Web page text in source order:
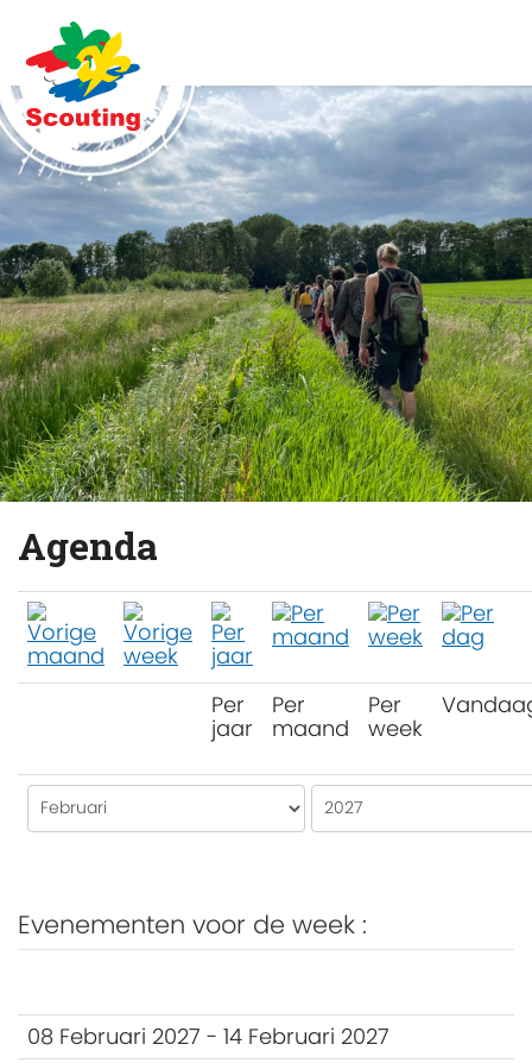
Agenda
Per
jaar
Per
maand
Per
week
Evenementen voor de week :
08 Februari 2027 - 14 Februari 2027